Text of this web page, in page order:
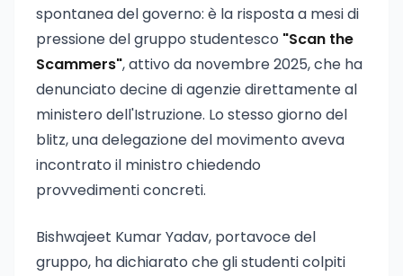
spontanea del governo: è la risposta a mesi di
pressione del gruppo studentesco "Scan the
Scammers", attivo da novembre 2025, che ha
denunciato decine di agenzie direttamente al
ministero dell'Istruzione. Lo stesso giorno del
blitz, una delegazione del movimento aveva
incontrato il ministro chiedendo
provvedimenti concreti.
Bishwajeet Kumar Yadav, portavoce del
gruppo, ha dichiarato che gli studenti colpiti